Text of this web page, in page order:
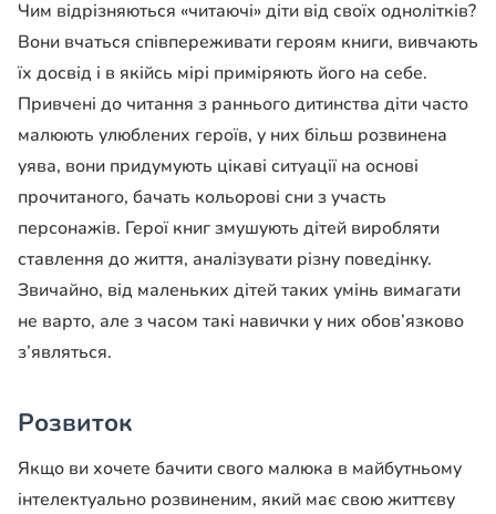
Чим відрізняються «читаючі» діти від своїх однолітків?
Вони вчаться співпереживати героям книги, вивчають
їх досвід і в якійсь мірі приміряють його на себе.
Привчені до читання з раннього дитинства діти часто
малюють улюблених героїв, у них більш розвинена
уява, вони придумують цікаві ситуації на основі
прочитаного, бачать кольорові сни з участь
персонажів. Герої книг змушують дітей виробляти
ставлення до життя, аналізувати різну поведінку.
Звичайно, від маленьких дітей таких умінь вимагати
не варто, але з часом такі навички у них обов’язково
з’являться.
Розвиток
Якщо ви хочете бачити свого малюка в майбутньому
інтелектуально розвиненим, який має свою життєву